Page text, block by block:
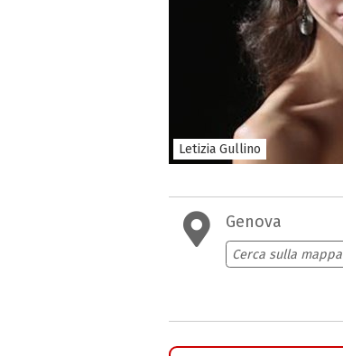
Letizia Gullino
Genova
Cerca sulla mappa